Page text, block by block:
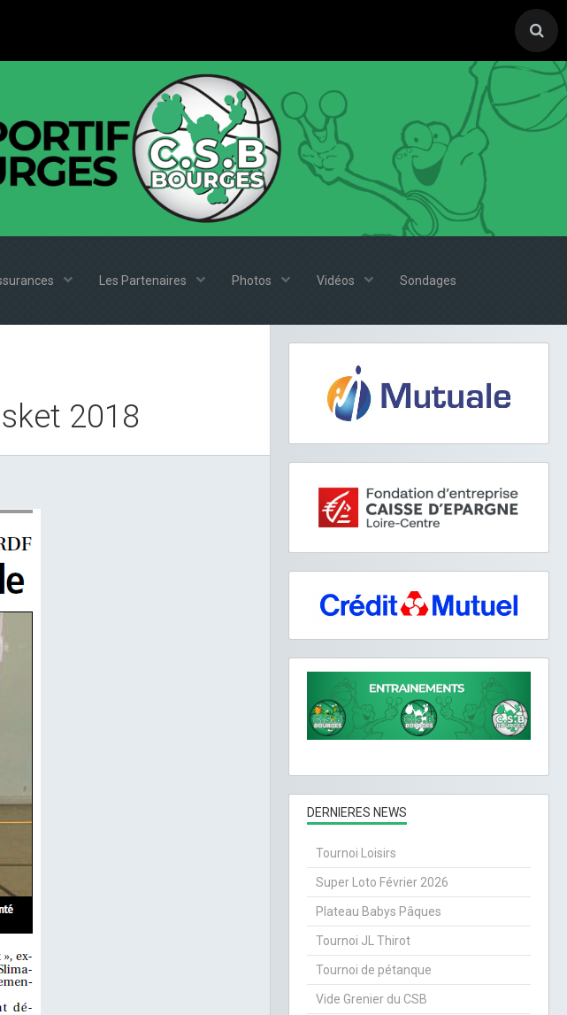
Les Partenaires Photos Vidéos Sondages
2018
DERNIERES NEWS
Tournoi Loisirs
Super Loto Février 2026
Plateau Babys Pâques
Tournoi JL Thirot
Tournoi de pétanque
Vide Grenier du CSB